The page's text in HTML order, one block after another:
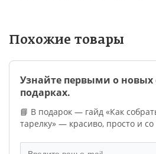
Похожие товары
Узнайте первыми о новых
подарках.
📘 В подарок — гайд «Как
тарелку» — красиво, просто и со